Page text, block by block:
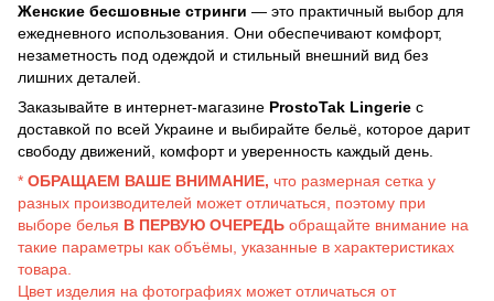
Женские бесшовные стринги — это практичный выбор для
ежедневного использования. Они обеспечивают комфорт,
незаметность под одеждой и стильный внешний вид без
лишних деталей.
Заказывайте в интернет-магазине ProstoTak Lingerie с
доставкой по всей Украине и выбирайте бельё, которое дарит
свободу движений, комфорт и уверенность каждый день.
* ОБРАЩАЕМ ВАШЕ ВНИМАНИЕ, что размерная сетка у
разных производителей может отличаться, поэтому при
выборе белья В ПЕРВУЮ ОЧЕРЕДЬ обращайте внимание на
такие параметры как объёмы, указанные в характеристиках
товара.
Цвет изделия на фотографиях может отличаться от